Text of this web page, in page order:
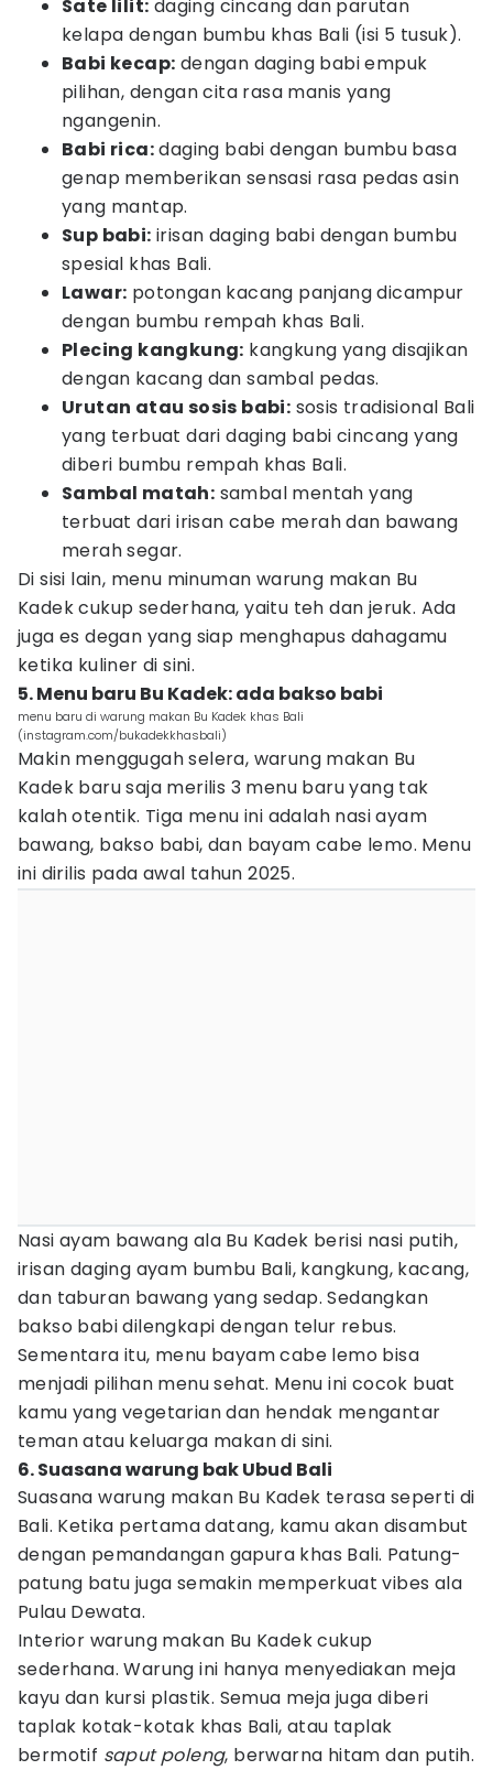
Sate lilit: daging cincang dan parutan
kelapa dengan bumbu khas Bali (isi 5 tusuk).
Babi kecap: dengan daging babi empuk
pilihan, dengan cita rasa manis yang
ngangenin.
Babi rica:daging babi dengan bumbu basa
genap memberikan sensasi rasa pedas asin
yang mantap.
Sup babi: irisan daging babi dengan bumbu
spesial khas Bali.
Lawar: potongan kacang panjang dicampur
dengan bumbu rempah khas Bali.
Plecing kangkung: kangkung yang disajikan
dengan kacang dan sambal pedas.
Urutan atau sosis babi: sosis tradisional Bali
yang terbuat dari daging babi cincang yang
diberi bumbu rempah khas Bali.
Sambal matah: sambal mentah yang
terbuat dari irisan cabe merah dan bawang
merah segar.
Di sisi lain, menu minuman warung makan Bu
Kadek cukup sederhana, yaitu teh dan jeruk. Ada
juga es degan yang siap menghapus dahagamu
ketika kuliner di sini.
5. Menu baru Bu Kadek: ada bakso babi
menu baru di warung makan Bu Kadek khas Bali
(instagram.com/bukadekkhasbali)
Makin menggugah selera, warung makan Bu
Kadek baru saja merilis 3 menu baru yang tak
kalah otentik. Tiga menu ini adalah nasi ayam
bawang, bakso babi, dan bayam cabe lemo. Menu
ini dirilis pada awal tahun 2025.
Nasi ayam bawang ala Bu Kadek berisi nasi putih,
irisan daging ayam bumbu Bali, kangkung, kacang,
dan taburan bawang yang sedap. Sedangkan
bakso babi dilengkapi dengan telur rebus.
Sementara itu, menu bayam cabe lemo bisa
menjadi pilihan menu sehat. Menu ini cocok buat
kamu yang vegetarian dan hendak mengantar
teman atau keluarga makan di sini.
6. Suasana warung bak Ubud Bali
Suasana warung makan Bu Kadek terasa seperti di
Bali. Ketika pertama datang, kamu akan disambut
dengan pemandangan gapura khas Bali. Patung-
patung batu juga semakin memperkuat vibes ala
Pulau Dewata.
Interior warung makan Bu Kadek cukup
sederhana. Warung ini hanya menyediakan meja
kayu dan kursi plastik. Semua meja juga diberi
taplak kotak-kotak khas Bali, atau taplak
bermotif saput poleng, berwarna hitam dan putih.